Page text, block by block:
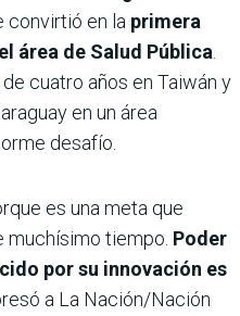
convirtió en la primera
área de Salud Pública
cuatro años en Taiwán y
en un área
desafío.
es una meta que
muchísimo tiempo. Poder
por su innovación es
a La Nación/Nación